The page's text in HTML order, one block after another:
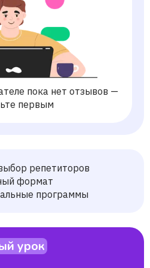
пока нет отзывов —
первым
репетиторов
формат
программы
урок